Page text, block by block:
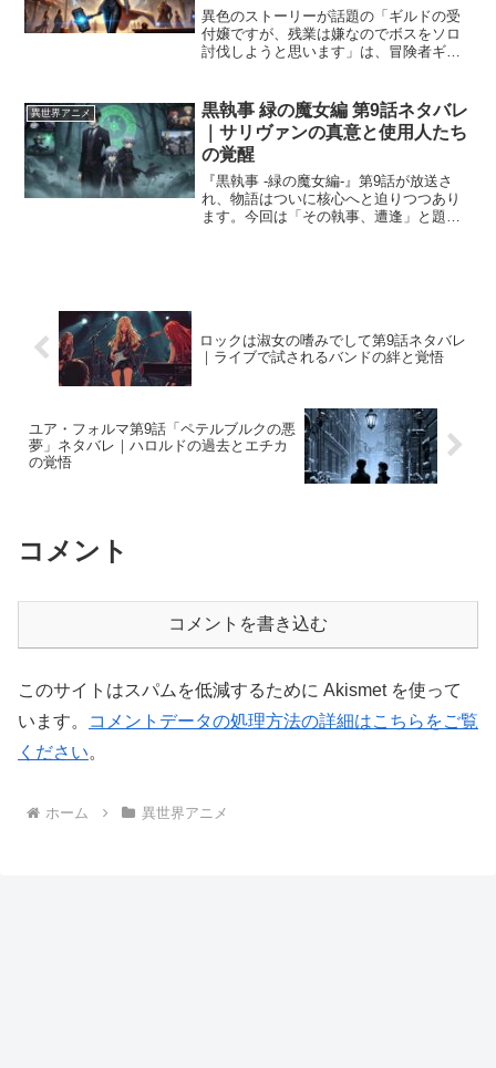
意の見どころと魅力
異色のストーリーが話題の「ギルドの受
付嬢ですが、残業は嫌なのでボスをソロ
討伐しようと思います」は、冒険者ギル
め、彼女が選んだのは「自らボスを討伐
する」という大胆な方法。...
異世界アニメ
黒執事 緑の魔女編 第9話ネタバレ
｜サリヴァンの真意と使用人たち
の覚醒
『黒執事 -緑の魔女編-』第9話が放送さ
れ、物語はついに核心へと迫りつつあり
ます。今回は「その執事、遭逢」と題
ロックは淑女の嗜みでして第9話ネタバレ
｜ライブで試されるバンドの絆と覚悟
ユア・フォルマ第9話「ペテルブルクの悪
夢」ネタバレ｜ハロルドの過去とエチカ
の覚悟
コメント
コメントを書き込む
このサイトはスパムを低減するために Akismet を使って
います。
コメントデータの処理方法の詳細はこちらをご覧
ください。
ホーム 異世界アニメ